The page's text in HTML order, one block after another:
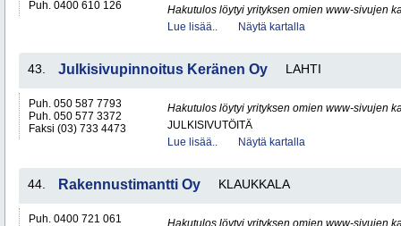
Puh. 0400 610 126
Hakutulos löytyi yrityksen omien www-sivujen
Lue lisää..
Näytä kartalla
43. Julkisivupinnoitus Keränen Oy LAHTI
Puh. 050 587 7793
Puh. 050 577 3372
Faksi (03) 733 4473
Hakutulos löytyi yrityksen omien www-sivujen
JULKISIVUTÖITÄ
Lue lisää..
Näytä kartalla
44. Rakennustimantti Oy KLAUKKALA
Puh. 0400 721 061
Hakutulos löytyi yrityksen omien www-sivujen